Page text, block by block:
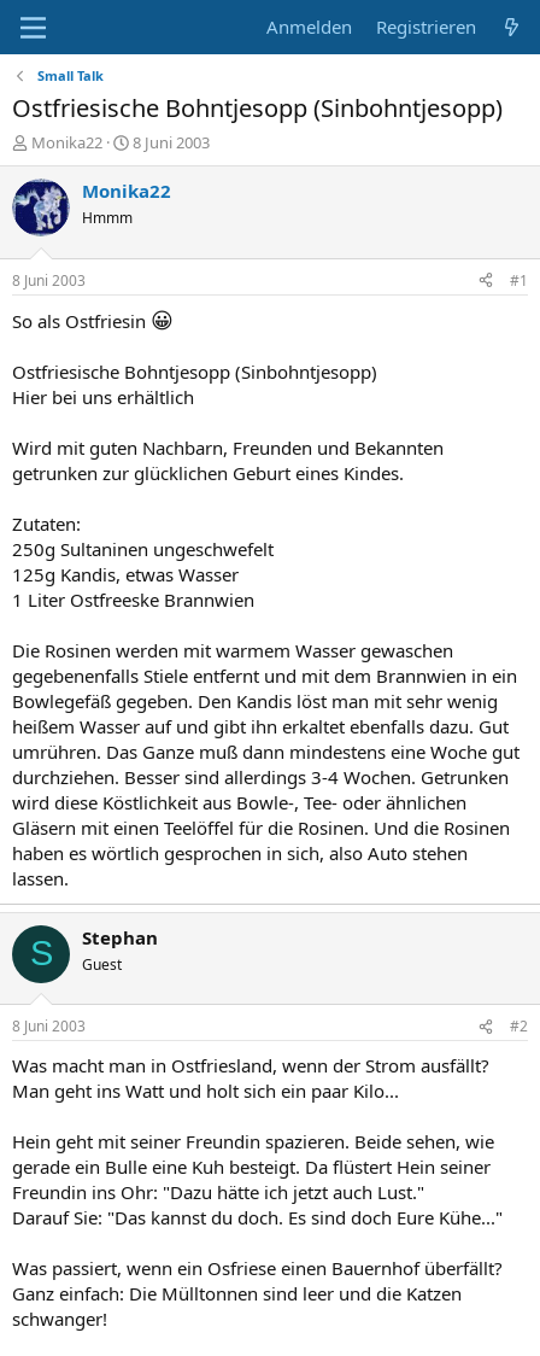
Anmelden Registrieren
Small Talk
Ostfriesische Bohntjesopp (Sinbohntjesopp)
E
r
s
t
e
e
r
Monika22
E
r
s
e
t
a
8 Juni 2003
Monika22
Hmmm
8 Juni 2003 #1
So als Ostfriesin 😀
Ostfriesische Bohntjesopp (Sinbohntjesopp)
Hier bei uns erhältlich
Wird mit guten Nachbarn, Freunden und Bekannten
getrunken zur glücklichen Geburt eines Kindes.
Zutaten:
250g Sultaninen ungeschwefelt
125g Kandis, etwas Wasser
1 Liter Ostfreeske Brannwien
Die Rosinen werden mit warmem Wasser gewaschen
gegebenenfalls Stiele entfernt und mit dem Brannwien in ein
Bowlegefäß gegeben. Den Kandis löst man mit sehr wenig
heißem Wasser auf und gibt ihn erkaltet ebenfalls dazu. Gut
umrühren. Das Ganze muß dann mindestens eine Woche gut
durchziehen. Besser sind allerdings 3-4 Wochen. Getrunken
wird diese Köstlichkeit aus Bowle-, Tee- oder ähnlichen
Gläsern mit einen Teelöffel für die Rosinen. Und die Rosinen
haben es wörtlich gesprochen in sich, also Auto stehen
lassen.
S Stephan
Guest
8 Juni 2003 #2
Was macht man in Ostfriesland, wenn der Strom ausfällt?
Man geht ins Watt und holt sich ein paar Kilo...
Hein geht mit seiner Freundin spazieren. Beide sehen, wie
gerade ein Bulle eine Kuh besteigt. Da flüstert Hein seiner
Freundin ins Ohr: "Dazu hätte ich jetzt auch Lust."
Darauf Sie: "Das kannst du doch. Es sind doch Eure Kühe..."
Was passiert, wenn ein Osfriese einen Bauernhof überfällt?
Ganz einfach: Die Mülltonnen sind leer und die Katzen
schwanger!